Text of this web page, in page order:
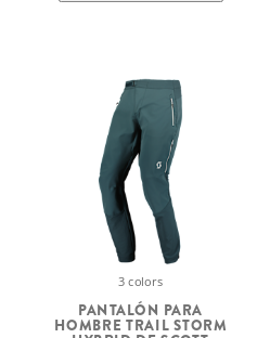
3 colors
PANTALÓN PARA
HOMBRE TRAIL STORM